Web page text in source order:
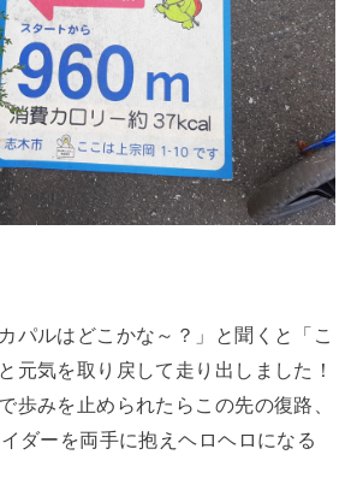
パルはどこかな～？」と聞くと「こ
元気を取り戻して走り出しました！
歩みを止められたらこの先の復路、
ダーを両手に抱えヘロヘロになる